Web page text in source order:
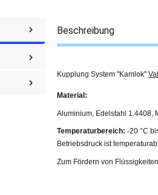
Beschreibung
Kupplung System "Kamlok"
Material:
Aluminium, Edelstahl 1.4408,
Temperaturbereich: -20 °C
Betriebsdruck ist
Zum Fördern von